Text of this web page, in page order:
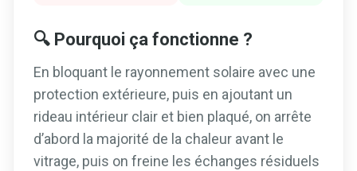
🔍 Pourquoi ça fonctionne ?
En bloquant le rayonnement solaire avec une
protection extérieure, puis en ajoutant un
rideau intérieur clair et bien plaqué, on arrête
d’abord la majorité de la chaleur avant le
vitrage, puis on freine les échanges résiduels